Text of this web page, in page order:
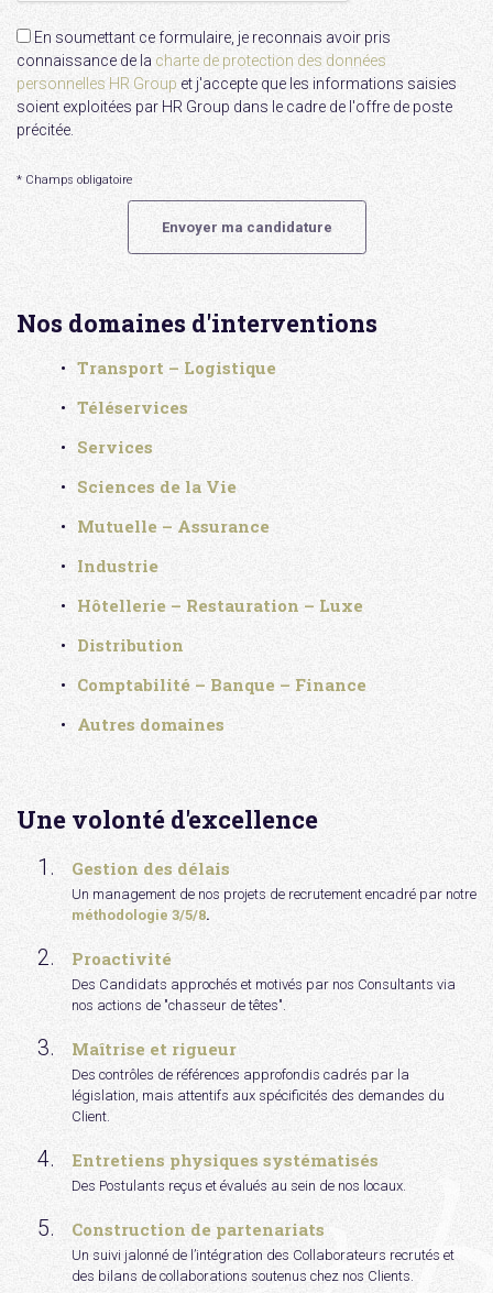
En soumettant ce formulaire, je reconnais avoir pris
connaissance de la charte de protection des données
personnelles HR Group et j'accepte que les informations saisies
soient exploitées par HR Group dans le cadre de l'offre de poste
précitée.
* Champs obligatoire
Nos domaines d'interventions
Transport – Logistique
Téléservices
Services
Sciences de la Vie
Mutuelle – Assurance
Industrie
Hôtellerie – Restauration – Luxe
Distribution
Comptabilité – Banque – Finance
Autres domaines
Une volonté d'excellence
Gestion des délais
Un management de nos projets de recrutement encadré par notre
méthodologie 3/5/8.
Proactivité
Des Candidats approchés et motivés par nos Consultants via
nos actions de "chasseur de têtes".
Maîtrise et rigueur
Des contrôles de références approfondis cadrés par la
législation, mais attentifs aux spécificités des demandes du
Client.
Entretiens physiques systématisés
Des Postulants reçus et évalués au sein de nos locaux.
Construction de partenariats
Un suivi jalonné de l’intégration des Collaborateurs recrutés et
des bilans de collaborations soutenus chez nos Clients.